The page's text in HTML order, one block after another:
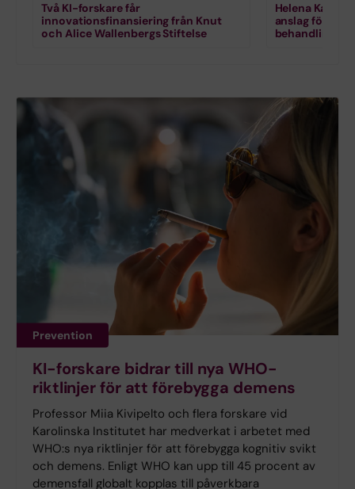
Två KI-forskare får
innovationsfinansiering från Knut
och Alice Wallenbergs Stiftelse
Helena
anslag för
behandling
Prevention
KI-forskare bidrar till nya WHO-
riktlinjer för att förebygga demens
Professor Miia Kivipelto och flera forskare vid
Karolinska Institutet har medverkat i arbetet med
WHO:s nya riktlinjer för att förebygga kognitiv svikt
och demens. Enligt WHO kan upp till 45 procent av
demensfall globalt kopplas till påverkbara